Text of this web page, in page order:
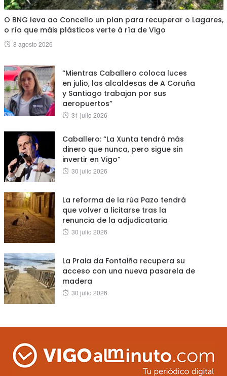
O BNG leva ao Concello un plan para recuperar o Lagares,
o río que máis plásticos verte á ría de Vigo
Posted
8 agosto 2026
“Mientras Caballero coloca luces
en julio, las alcaldesas de A Coruña
y Santiago trabajan por sus
aeropuertos”
Posted
31 julio 2026
Caballero: “La Xunta tendrá más
dinero que nunca, pero sigue sin
invertir en Vigo”
Posted
30 julio 2026
La reforma de la rúa Pazo tendrá
que volver a licitarse tras la
renuncia de la adjudicataria
Posted
30 julio 2026
La Praia da Fontaiña recupera su
acceso con una nueva pasarela de
madera
Posted
30 julio 2026